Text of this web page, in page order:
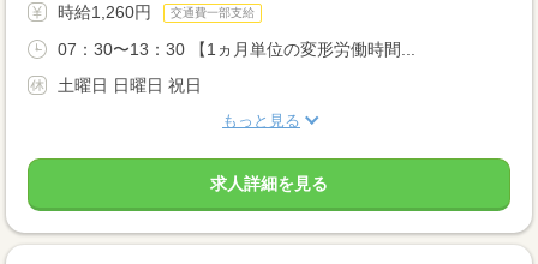
時給1,260円 交通費一部支給
07：30〜13：30 【1ヵ月単位の変形労働時間...
土曜日 日曜日 祝日
もっと見る
求人詳細を見る